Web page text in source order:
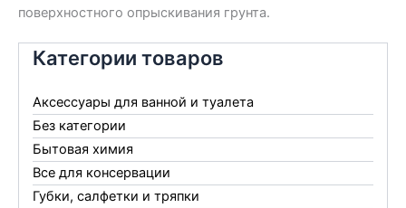
Категории товаров
Аксессуары для ванной и туалета
Без категории
Бытовая химия
Все для консервации
Губки, салфетки и тряпки
поверхностного опрыскивания грунта.